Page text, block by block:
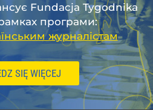
Fundacja Tygodnika
програми:
журналістам
SIĘ WIĘCEJ